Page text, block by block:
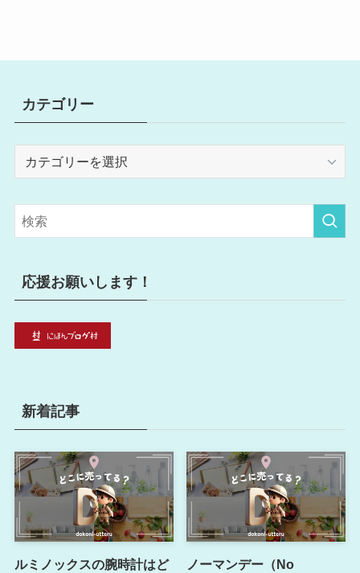
カテゴリー
リ
ー
応援お願いします！
新着記事
ルミノックスの腕時計はど
ノーマンデー（No